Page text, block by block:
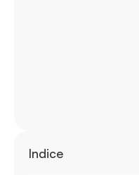
Indice